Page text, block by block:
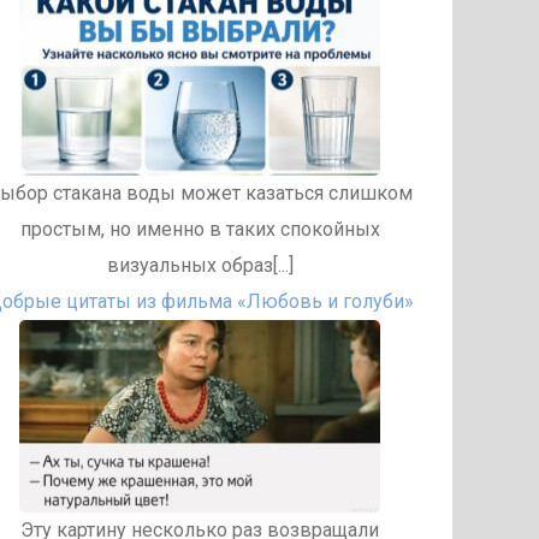
стакана воды может казаться слишком
простым, но именно в таких спокойных
визуальных образ[...]
цитаты из фильма «Любовь и голуби»
Эту картину несколько раз возвращали